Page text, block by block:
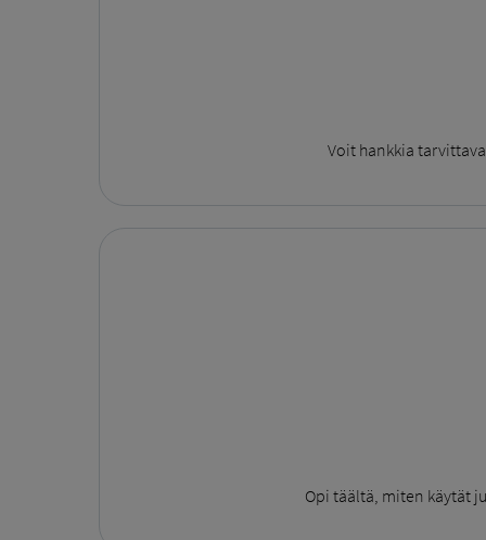
Voit hankkia
Opi täältä, miten käytät